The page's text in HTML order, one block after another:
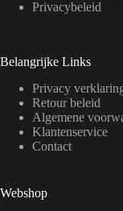
Privacybeleid
Belangrijke Links
Privacy
Retour beleid
Algemene
Klantenservice
Contact
Webshop